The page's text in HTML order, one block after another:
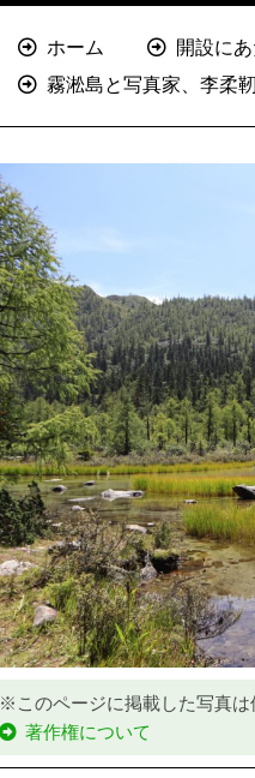
ホーム 開設に
霧淞島と写真家、李柔
※このページに掲載した写真は
著作権について